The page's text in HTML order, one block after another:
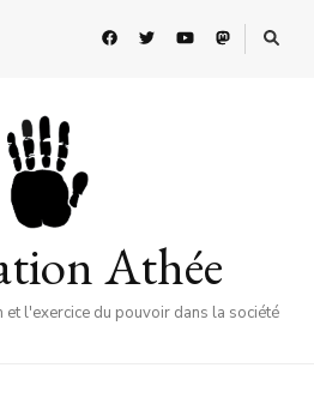
Athée
l'exercice du pouvoir dans la société